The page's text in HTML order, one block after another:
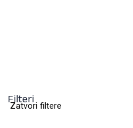
Filteri
Zatvori filtere